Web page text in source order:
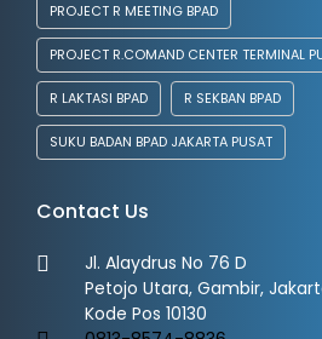
PROJECT R MEETING BPAD
PROJECT R.COMAND CENTER TERMINAL
R LAKTASI BPAD R SEKBAN BPAD
SUKU BADAN BPAD JAKARTA PUSAT
Contact Us
Jl. Alaydrus No 76 D
Petojo Utara, Gambir,
Kode Pos 10130